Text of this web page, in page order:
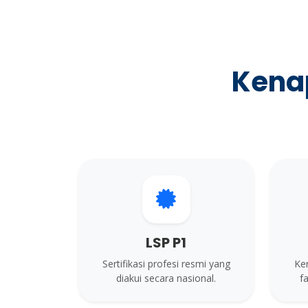
LSP P1
Sertifikasi profesi resmi yang
diakui secara nasional.